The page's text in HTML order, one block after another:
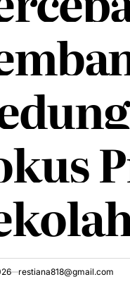
restiana818@gmail.com